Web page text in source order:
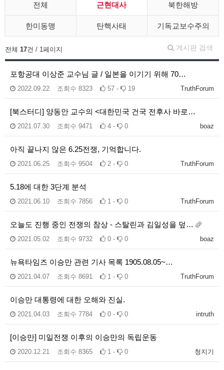
전체 근현대사 북한해방
한미동맹 탄핵사태 기독교보수주의
게시판 검색
전체 17건 / 1페이지
포항공대 이상준 교수님 글 / 일본을 이기기 위해 70…
TruthForum
2022.09.22 조회수 8323 57 - 19
[북스터디] 양동안 교수의 <대한민국 건국 전후사 바로…
boaz
2021.07.30 조회수 9471 4 - 0
아직 끝나지 않은 6.25전쟁, 기억합니다.
TruthForum
2021.06.25 조회수 9504 2 - 0
5.18에 대한 3단계 분석
TruthForum
2021.06.10 조회수 7856 1 - 0
오늘도 진행 중인 전쟁의 참상 - 스탈린과 김일성을 덮…
boaz
2021.05.02 조회수 9732 0 - 0
뉴욕타임즈 이승만 관련 기사 목록 1905.08.05~…
TruthForum
2021.04.07 조회수 8691 1 - 0
이승만 대통령에 대한 오해와 진실.
intruth
2021.04.03 조회수 7784 0 - 0
[이승만] 미일전쟁 이후의 이승만의 독립운동
청지기
2020.12.21 조회수 8365 1 - 0